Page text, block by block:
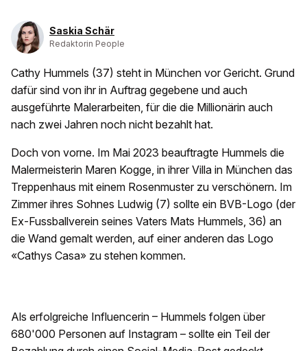
Saskia Schär
Redaktorin People
Cathy Hummels (37) steht in München vor Gericht. Grund
dafür sind von ihr in Auftrag gegebene und auch
ausgeführte Malerarbeiten, für die die Millionärin auch
nach zwei Jahren noch nicht bezahlt hat.
Doch von vorne. Im Mai 2023 beauftragte Hummels die
Malermeisterin Maren Kogge, in ihrer Villa in München das
Treppenhaus mit einem Rosenmuster zu verschönern. Im
Zimmer ihres Sohnes Ludwig (7) sollte ein BVB-Logo (der
Ex-Fussballverein seines Vaters Mats Hummels, 36) an
die Wand gemalt werden, auf einer anderen das Logo
«Cathys Casa» zu stehen kommen.
Als erfolgreiche Influencerin – Hummels folgen über
680'000 Personen auf Instagram – sollte ein Teil der